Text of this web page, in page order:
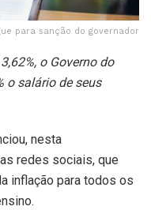
para sanção do governador
o Governo do
o salário de seus
nesta
redes sociais, que
inflação para todos os